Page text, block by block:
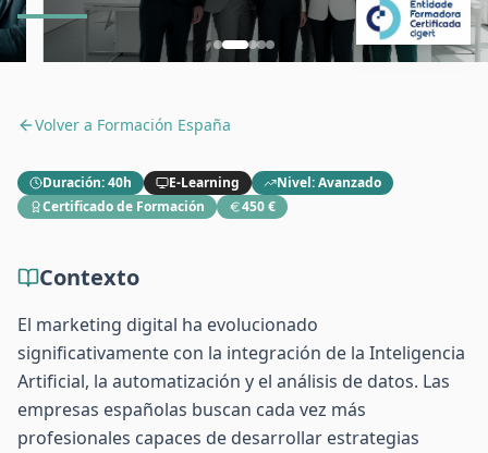
Volver a Formación España
Duración:40h E-Learning Nivel:Avanzado
Certificado de Formación
450 €
Contexto
El marketing digital ha evolucionado
significativamente con la integración de la Inteligencia
Artificial, la automatización y el análisis de datos. Las
empresas españolas buscan cada vez más
profesionales capaces de desarrollar estrategias